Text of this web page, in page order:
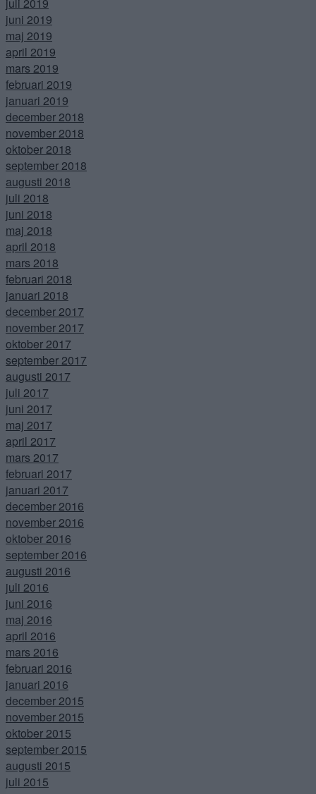
juli 2019
juni 2019
maj 2019
april 2019
mars 2019
februari 2019
januari 2019
december 2018
november 2018
oktober 2018
september 2018
augusti 2018
juli 2018
juni 2018
maj 2018
april 2018
mars 2018
februari 2018
januari 2018
december 2017
november 2017
oktober 2017
september 2017
augusti 2017
juli 2017
juni 2017
maj 2017
april 2017
mars 2017
februari 2017
januari 2017
december 2016
november 2016
oktober 2016
september 2016
augusti 2016
juli 2016
juni 2016
maj 2016
april 2016
mars 2016
februari 2016
januari 2016
december 2015
november 2015
oktober 2015
september 2015
augusti 2015
juli 2015